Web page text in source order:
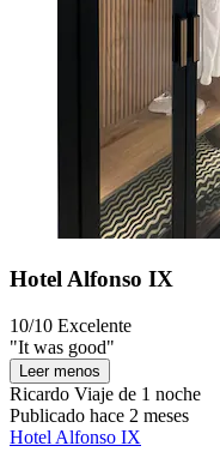
Hotel Alfonso IX
10/10 Excelente
"It was good"
Leer menos
Ricardo Viaje de 1 noche
Publicado hace 2 meses
Hotel Alfonso IX